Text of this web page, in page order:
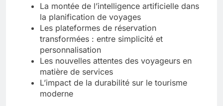
Découvrir pourquoi des trous dans le
jardin sans monticule apparaissent et
comment les traiter
5 Mois Ago
La montée de l’intelligence artificielle dans
la planification de voyages
Les plateformes de réservation
transformées : entre simplicité et
personnalisation
Les nouvelles attentes des voyageurs en
matière de services
L’impact de la durabilité sur le tourisme
moderne